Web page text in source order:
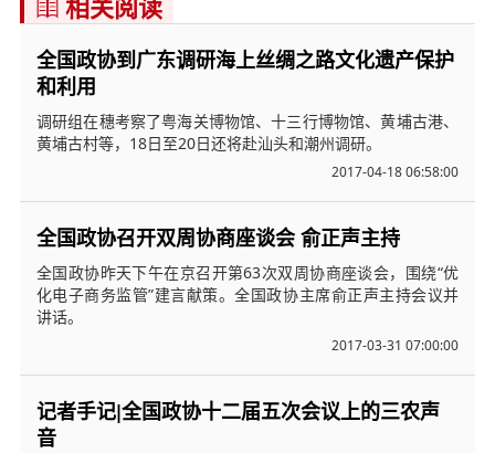
 相关阅读
全国政协到广东调研海上丝绸之路文化遗产保护
和利用
调研组在穗考察了粤海关博物馆、十三行博物馆、黄埔古港、
黄埔古村等，18日至20日还将赴汕头和潮州调研。
2017-04-18 06:58:00
全国政协召开双周协商座谈会 俞正声主持
全国政协昨天下午在京召开第63次双周协商座谈会，围绕“优
化电子商务监管”建言献策。全国政协主席俞正声主持会议并
讲话。
2017-03-31 07:00:00
记者手记|全国政协十二届五次会议上的三农声
音